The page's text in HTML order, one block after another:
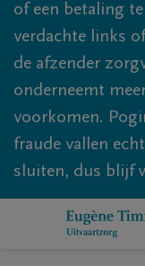
of een betaling
verdachte links
de afzender
onderneemt
voorkomen.
fraude vallen
sluiten, dus blijf